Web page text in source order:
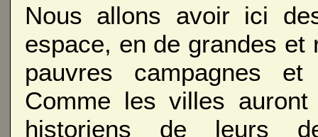
Nous allons avoir ici
espace, en de grandes
pauvres campagnes et
Comme les villes
historiens de leurs